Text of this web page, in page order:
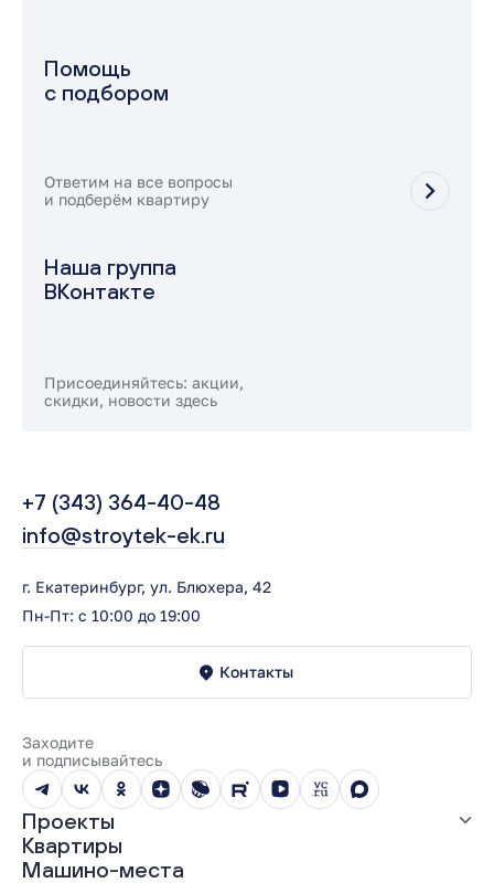
Помощь
с подбором
Ответим на все вопросы
и подберём квартиру
Наша группа
ВКонтакте
Присоединяйтесь: акции,
скидки, новости здесь
+7 (343) 364-40-48
info@stroytek-ek.ru
г. Екатеринбург, ул. Блюхера, 42
Пн-Пт: с 10:00 до 19:00
Контакты
Заходите
и подписывайтесь
Проекты
Все проекты
Квартиры
Машино-места